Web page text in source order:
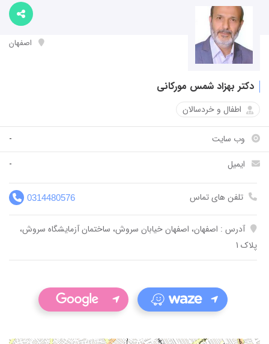
دکتر بهزاد شمس مورکانی
اطفال و خردسالان
اصفهان
وب سایت
-
ایمیل
-
تلفن های تماس 0314480576
آدرس : اصفهان، اصفهان خیابان سروش، ساختمان آزمایشگاه سروش،
پلاک 1